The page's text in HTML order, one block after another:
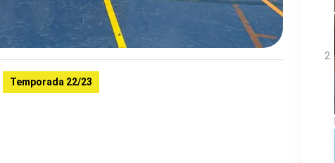
Temporada 22/23